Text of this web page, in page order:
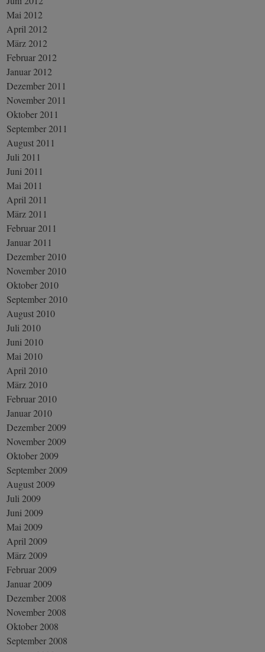
Mai 2012
April 2012
März 2012
Februar 2012
Januar 2012
Dezember 2011
November 2011
Oktober 2011
September 2011
August 2011
Juli 2011
Juni 2011
Mai 2011
April 2011
März 2011
Februar 2011
Januar 2011
Dezember 2010
November 2010
Oktober 2010
September 2010
August 2010
Juli 2010
Juni 2010
Mai 2010
April 2010
März 2010
Februar 2010
Januar 2010
Dezember 2009
November 2009
Oktober 2009
September 2009
August 2009
Juli 2009
Juni 2009
Mai 2009
April 2009
März 2009
Februar 2009
Januar 2009
Dezember 2008
November 2008
Oktober 2008
September 2008